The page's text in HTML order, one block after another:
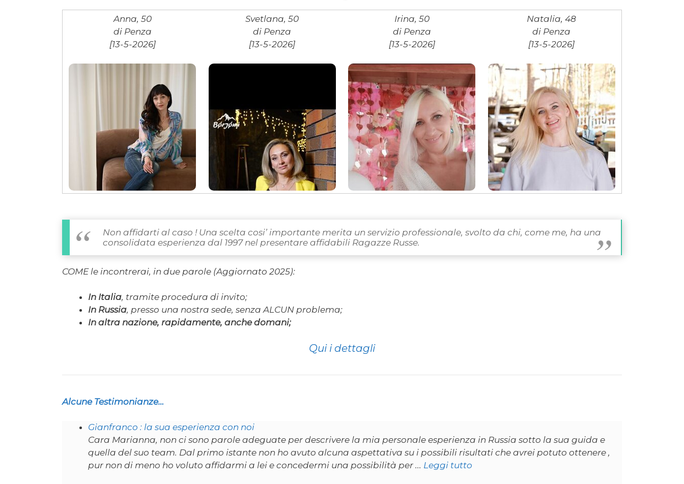
Anna, 50
di Penza
[13-5-2026]
Svetlana, 50
di Penza
[13-5-2026]
Irina, 50
di Penza
[13-5-2026]
Natalia, 48
di Penza
[13-5-2026]
Non affidarti al caso ! Una scelta cosi’ importante merita un servizio professionale, svolto da chi, come me, ha una
consolidata esperienza dal 1997 nel presentare affidabili Ragazze Russe.
COME le incontrerai, in due parole (Aggiornato 2025):
In Italia, tramite procedura di invito;
In Russia, presso una nostra sede, senza ALCUN problema;
In altra nazione, rapidamente, anche domani;
Qui i dettagli
Alcune Testimonianze…
Gianfranco : la sua esperienza con noi
Cara Marianna, non ci sono parole adeguate per descrivere la mia personale esperienza in Russia sotto la sua guida e
quella del suo team. Dal primo istante non ho avuto alcuna aspettativa su i possibili risultati che avrei potuto ottenere ,
pur non di meno ho voluto affidarmi a lei e concedermi una possibilità per ... Leggi tutto